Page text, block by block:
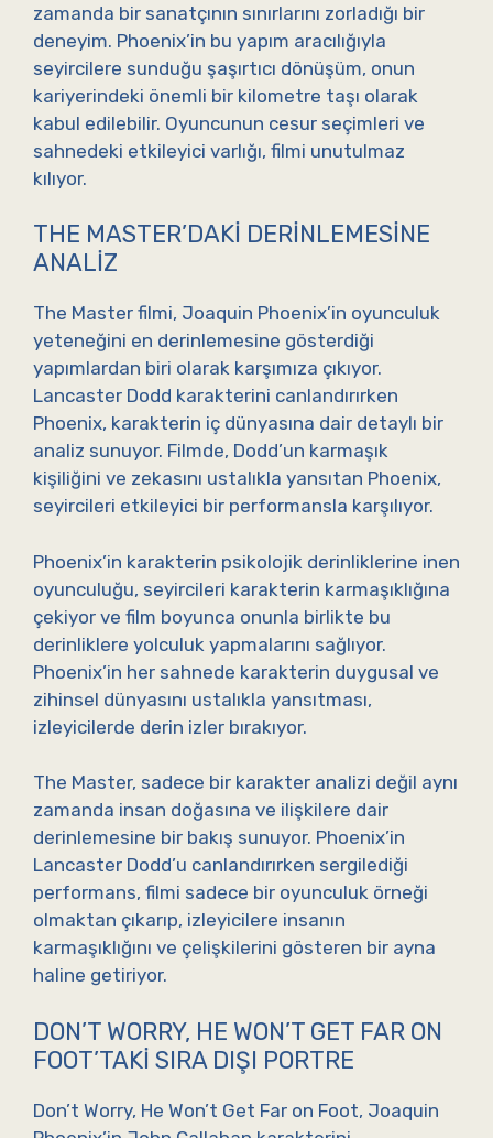
zamanda bir sanatçının sınırlarını zorladığı bir
deneyim. Phoenix’in bu yapım aracılığıyla
seyircilere sunduğu şaşırtıcı dönüşüm, onun
kariyerindeki önemli bir kilometre taşı olarak
kabul edilebilir. Oyuncunun cesur seçimleri ve
sahnedeki etkileyici varlığı, filmi unutulmaz
kılıyor.
THE MASTER’DAKI DERINLEMESINE
ANALIZ
The Master filmi, Joaquin Phoenix’in oyunculuk
yeteneğini en derinlemesine gösterdiği
yapımlardan biri olarak karşımıza çıkıyor.
Lancaster Dodd karakterini canlandırırken
Phoenix, karakterin iç dünyasına dair detaylı bir
analiz sunuyor. Filmde, Dodd’un karmaşık
kişiliğini ve zekasını ustalıkla yansıtan Phoenix,
seyircileri etkileyici bir performansla karşılıyor.
Phoenix’in karakterin psikolojik derinliklerine inen
oyunculuğu, seyircileri karakterin karmaşıklığına
çekiyor ve film boyunca onunla birlikte bu
derinliklere yolculuk yapmalarını sağlıyor.
Phoenix’in her sahnede karakterin duygusal ve
zihinsel dünyasını ustalıkla yansıtması,
izleyicilerde derin izler bırakıyor.
The Master, sadece bir karakter analizi değil aynı
zamanda insan doğasına ve ilişkilere dair
derinlemesine bir bakış sunuyor. Phoenix’in
Lancaster Dodd’u canlandırırken sergilediği
performans, filmi sadece bir oyunculuk örneği
olmaktan çıkarıp, izleyicilere insanın
karmaşıklığını ve çelişkilerini gösteren bir ayna
haline getiriyor.
DON’T WORRY, HE WON’T GET FAR ON
FOOT’TAKI SIRA DIŞI PORTRE
Don’t Worry, He Won’t Get Far on Foot, Joaquin